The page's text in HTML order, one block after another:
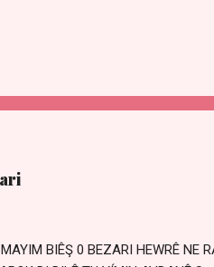
BIÊŞ 0 BEZARI HEWRÊ NE